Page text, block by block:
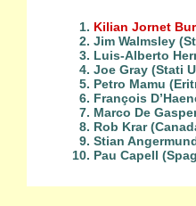
Kilian Jornet
Jim Walmsley
Luis-Alberto
Joe Gray (Stati
Petro Mamu
François
Marco De
Rob Krar
Stian
Pau Capell